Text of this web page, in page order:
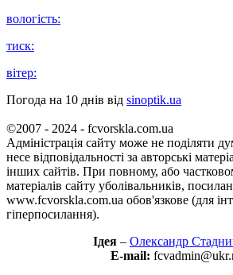
вологість:
тиск:
вітер:
Погода на 10 днів від sinoptik.ua
©2007 - 2024 - fcvorskla.com.ua
Адміністрація сайту може не поділяти
несе відповідальності за авторські
інших сайтів. При повному, або
матеріалів сайту уболівальників,
www.fcvorskla.com.ua обов'язкове (для
гіперпосилання).
Ідея – Олександр
E-mail: